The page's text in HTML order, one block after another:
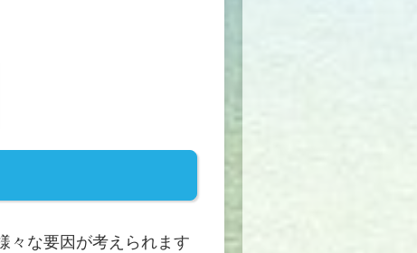
々な要因が考えられます